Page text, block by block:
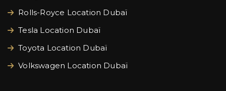
Rolls-Royce Location Dubaï
Tesla Location Dubaï
Toyota Location Dubaï
Volkswagen Location Dubaï